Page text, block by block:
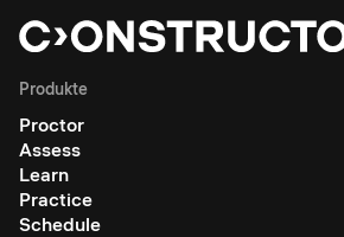
Produkte
Proctor
Assess
Learn
Practice
Schedule